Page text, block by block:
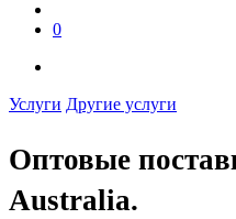
0
Услуги Другие услуги
Оптовые
Australia.